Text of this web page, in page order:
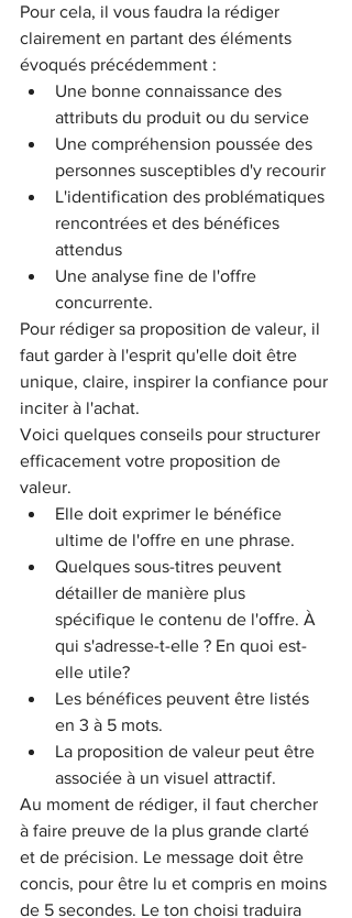
Pour cela, il vous faudra la rédiger
clairement en partant des éléments
évoqués précédemment :
Une bonne connaissance des
attributs du produit ou du service
Une compréhension poussée des
personnes susceptibles d'y recourir
L'identification des problématiques
rencontrées et des bénéfices
attendus
Une analyse fine de l'offre
concurrente.
Pour rédiger sa proposition de valeur, il
faut garder à l'esprit qu'elle doit être
unique, claire, inspirer la confiance pour
inciter à l'achat.
Voici quelques conseils pour structurer
efficacement votre proposition de
valeur.
Elle doit exprimer le bénéfice
ultime de l'offre en une phrase.
Quelques sous-titres peuvent
détailler de manière plus
spécifique le contenu de l'offre. À
qui s'adresse-t-elle ? En quoi est-
elle utile?
Les bénéfices peuvent être listés
en 3 à 5 mots.
La proposition de valeur peut être
associée à un visuel attractif.
Au moment de rédiger, il faut chercher
à faire preuve de la plus grande clarté
et de précision. Le message doit être
concis, pour être lu et compris en moins
de 5 secondes. Le ton choisi traduira